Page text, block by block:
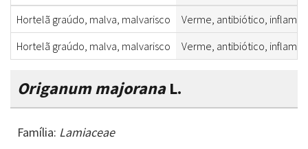
Hortelã graúdo, malva, malvarisco
Verme, antibiótico,
Hortelã graúdo, malva, malvarisco
Verme, antibiótico,
Origanum majoranaL.
Família: Lamiaceae